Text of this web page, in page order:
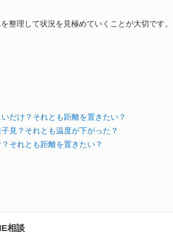
整理して状況を見極めていくことが大切です。
だけ？それとも距離を置きたい？
見？それとも温度が下がった？
それとも距離を置きたい？
相談